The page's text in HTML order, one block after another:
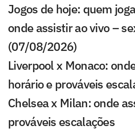
Jogos de hoje: quem
onde assistir ao vivo –
(07/08/2026)
Liverpool x Monaco:
horário e prováveis
Chelsea x Milan: onde
prováveis escalações